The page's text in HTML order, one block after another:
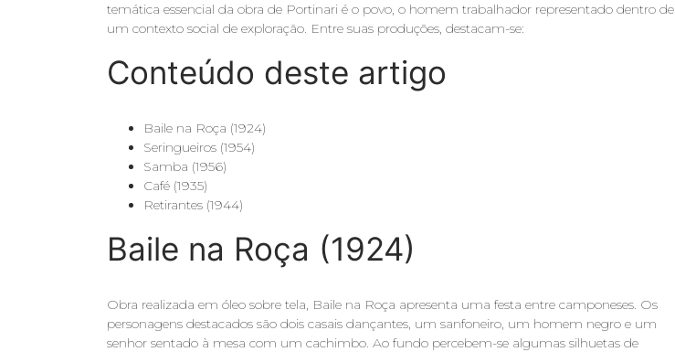
temática essencial da obra de Portinari é o povo, o homem trabalhador representado dentro de
um contexto social de exploração. Entre suas produções, destacam-se:
Conteúdo deste artigo
Baile na Roça (1924)
Seringueiros (1954)
Samba (1956)
Café (1935)
Retirantes (1944)
Baile na Roça (1924)
Obra realizada em óleo sobre tela, Baile na Roça apresenta uma festa entre camponeses. Os
personagens destacados são dois casais dançantes, um sanfoneiro, um homem negro e um
senhor sentado à mesa com um cachimbo. Ao fundo percebem-se algumas silhuetas de